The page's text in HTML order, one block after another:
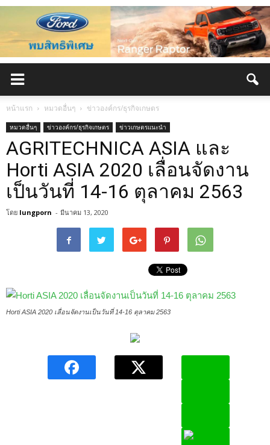
หน้าแรก หมวดอื่นๆ ข่าวองค์กร/ธุรกิจเกษตร
หมวดอื่นๆ ข่าวองค์กร/ธุรกิจเกษตร ข่าวเกษตรแนะนำ
AGRITECHNICA ASIA และ
Horti ASIA 2020 เลื่อนจัดงาน
เป็นวันที่ 14-16 ตุลาคม 2563
โดย lungporn - มีนาคม 13, 2020
Horti ASIA 2020 เลื่อนจัดงานเป็นวันที่ 14-16 ตุลาคม 2563